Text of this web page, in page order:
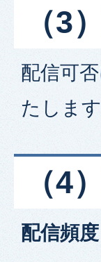
（3
配信可
たします
（4
配信頻度